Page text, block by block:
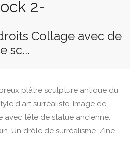
2-
Collage avec de
sc...